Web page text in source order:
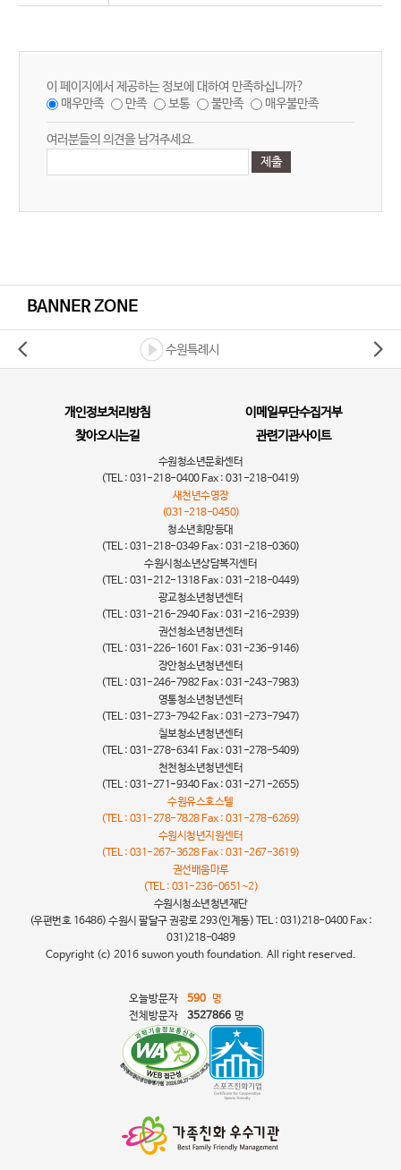
이 페이지에서 제공하는 정보에 대하여 만족하십니까?
매우만족
만족 보통 불만족 매우불만족
여러분들의 의견을 남겨주세요.
BANNER ZONE
수원특례시
개인정보처리방침
이메일무단수집거부
찾아오시는길
관련기관사이트
수원청소년문화센터
(TEL : 031-218-0400 Fax : 031-218-0419)
새천년수영장
(031-218-0450)
청소년희망등대
(TEL : 031-218-0349 Fax : 031-218-0360)
수원시청소년상담복지센터
(TEL : 031-212-1318 Fax : 031-218-0449)
광교청소년청년센터
(TEL : 031-216-2940 Fax : 031-216-2939)
권선청소년청년센터
(TEL : 031-226-1601 Fax : 031-236-9146)
장안청소년청년센터
(TEL : 031-246-7982 Fax : 031-243-7983)
영통청소년청년센터
(TEL : 031-273-7942 Fax : 031-273-7947)
칠보청소년청년센터
(TEL : 031-278-6341 Fax : 031-278-5409)
천천청소년청년센터
(TEL : 031-271-9340 Fax : 031-271-2655)
수원유스호스텔
(TEL : 031-278-7828 Fax : 031-278-6269)
수원시청년지원센터
(TEL : 031-267-3628 Fax : 031-267-3619)
권선배움마루
(TEL : 031-236-0651~2)
수원시청소년청년재단
(우편번호 16486) 수원시 팔달구 권광로 293(인계동) TEL : 031)218-0400 Fax :
031)218-0489
Copyright (c) 2016 suwon youth foundation. All right reserved.
오늘방문자 590 명
전체방문자
3527866 명